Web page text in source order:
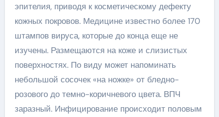
эпителия, приводя к косметическому дефекту
кожных покровов. Медицине известно более 170
штампов вируса, которые до конца еще не
изучены. Размещаются на коже и слизистых
поверхностях. По виду может напоминать
небольшой сосочек «на ножке» от бледно-
розового до темно-коричневого цвета. ВПЧ
заразный. Инфицирование происходит половым